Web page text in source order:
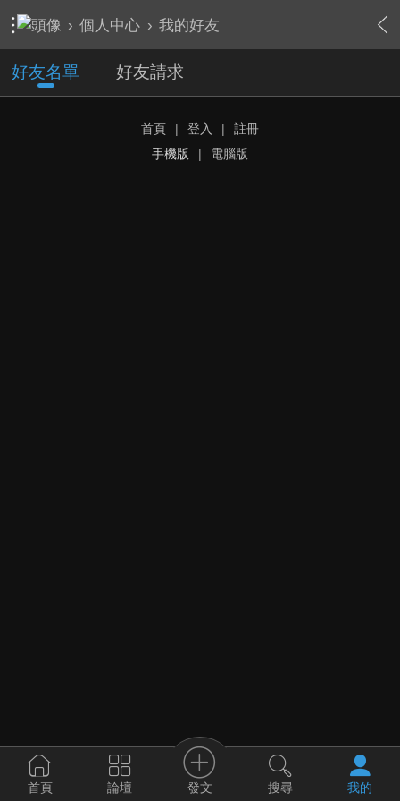
› 個人中心 › 我的好友
好友名單 好友請求
首頁 | 登入 |
註冊
手機版
| 電腦版
首頁 論壇 發文 搜尋 我的